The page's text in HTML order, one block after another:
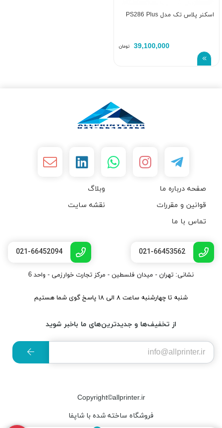
اسکنر پلاس تک مدل PS286 Plus
39,100,000 تومان
صفحه درباره ما
وبلاگ
قوانین و مقررات
نقشه سایت
تماس با ما
021-66453562
021-66452094
نشانی: تهران - میدان فلسطین - مرکز تجارت خوارزمی - واحد 6
شنبه تا چهارشنبه ساعت ۸ الی ۱۸ پاسخ گوی شما هستیم
از تخفیف‌ها و جدیدترین‌های ما باخبر شوید
Copyright©allprinter.ir
فروشگاه ساخته شده با شاپفا